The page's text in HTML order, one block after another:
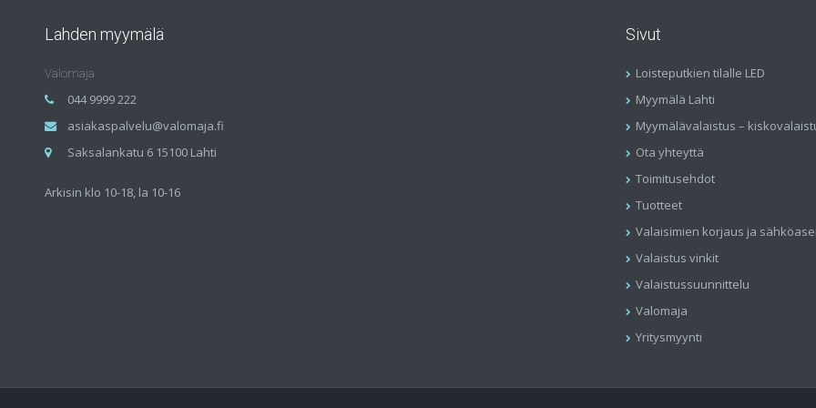
Lahden myymälä
Valomaja
044 9999 222
asiakaspalvelu@valomaja.fi
Saksalankatu 6 15100 Lahti
Arkisin klo 10-18, la 10-16
Sivut
Loisteputkien tilalle LED
Myymälä Lahti
Myymälävalaistus –
Ota yhteyttä
Toimitusehdot
Tuotteet
Valaisimien korjaus ja
Valaistus vinkit
Valaistussuunnittelu
Valomaja
Yritysmyynti